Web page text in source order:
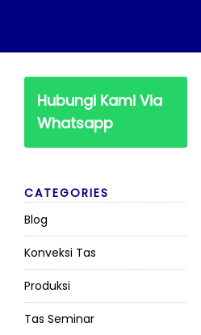
Hubungi Kami Via
Whatsapp
CATEGORIES
Blog
Konveksi Tas
Produksi
Tas Seminar